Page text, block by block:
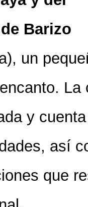
Barizo
un
y
así
que